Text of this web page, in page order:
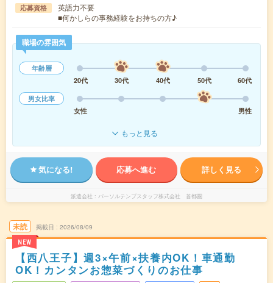
応募資格
英語力不要
■何かしらの事務経験をお持ちの方♪
職場の雰囲気
年齢層
20代
30代 40代 50代
60代
男女比率
女性
男性
もっと見る
気になる! 応募へ進む 詳しく見る
派遣会社 パーソルテンプスタッフ株式会社 首都圏
未読
NEW
掲載日 2026/08/09
【西八王子】週3×午前×扶養内OK！車通勤
OK！カンタンお惣菜づくりのお仕事